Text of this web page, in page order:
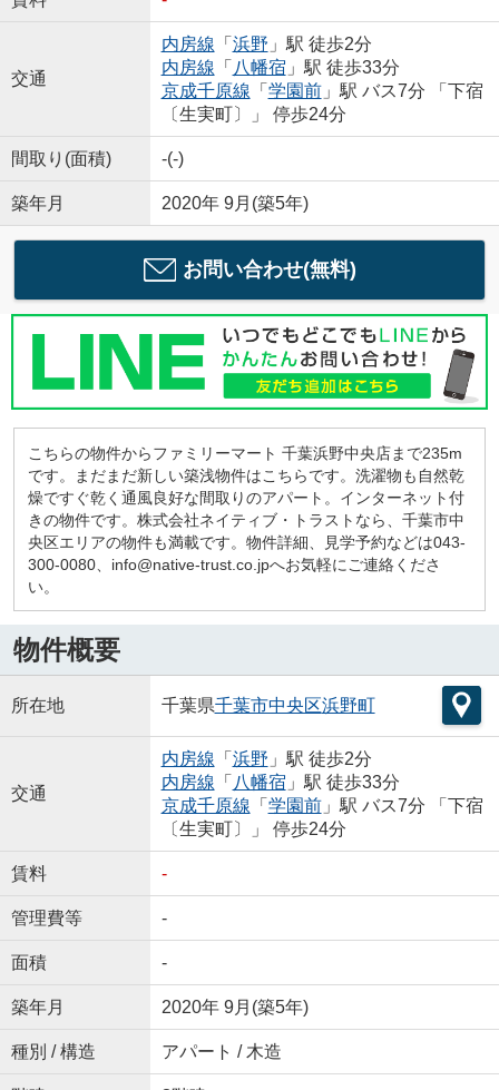
交通
内房線 「 浜野 」駅 徒歩2分
内房線 「 八幡宿 」駅 徒歩33分
京成千原線 「 学園前」駅 バス7分 「下宿
〔生実町〕」 停歩24分
間取り(面積) -(-)
築年月 2020年 9月(築5年)
お問い合わせ(無料)
こちらの物件からファミリーマート 千葉浜野中央店まで235m
です。まだまだ新しい築浅物件はこちらです。洗濯物も自然乾
燥ですぐ乾く通風良好な間取りのアパート。インターネット付
きの物件です。株式会社ネイティブ・トラストなら、千葉市中
央区エリアの物件も満載です。物件詳細、見学予約などは043-
300-0080、info@native-trust.co.jpへお気軽にご連絡くださ
い。
物件概要
所在地 千葉県千葉市中央区浜野町
交通
内房線 「 浜野 」駅 徒歩2分
内房線 「 八幡宿 」駅 徒歩33分
京成千原線 「 学園前」駅 バス7分 「下宿
〔生実町〕」 停歩24分
賃料 -
管理費等 -
面積 -
築年月 2020年 9月(築5年)
種別 / 構造 アパート / 木造